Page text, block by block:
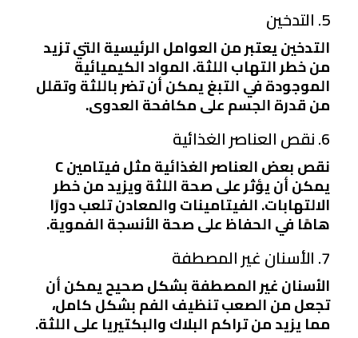
5. التدخين
التدخين يعتبر من العوامل الرئيسية التي تزيد
من خطر التهاب اللثة. المواد الكيميائية
الموجودة في التبغ يمكن أن تضر باللثة وتقلل
من قدرة الجسم على مكافحة العدوى.
6. نقص العناصر الغذائية
نقص بعض العناصر الغذائية مثل فيتامين C
يمكن أن يؤثر على صحة اللثة ويزيد من خطر
الالتهابات. الفيتامينات والمعادن تلعب دورًا
هامًا في الحفاظ على صحة الأنسجة الفموية.
7. الأسنان غير المصطفة
الأسنان غير المصطفة بشكل صحيح يمكن أن
تجعل من الصعب تنظيف الفم بشكل كامل،
مما يزيد من تراكم البلاك والبكتيريا على اللثة.